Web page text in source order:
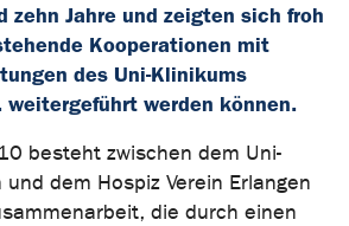
zehn Jahre und zeigten sich froh
Kooperationen mit
des Uni-Klinikums
weitergeführt werden können.
besteht zwischen dem Uni-
dem Hospiz Verein Erlangen
die durch einen